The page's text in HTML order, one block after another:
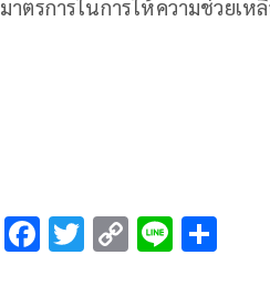
มาตรการในการให้ความช่วยเห
F T C Li